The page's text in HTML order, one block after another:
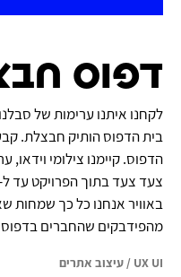
דפוס
לקחנו איתנו ערימות של
בית הדפוס הותיק חבצלת.
הדפוס. קיימנו צילומי וידאו,
צעד צעד בתוך הפרויקט עד
באוויר אנחנו כל כך שמחות
מהפידבקים שהחברים
UX UI
/עיצוב אתרים